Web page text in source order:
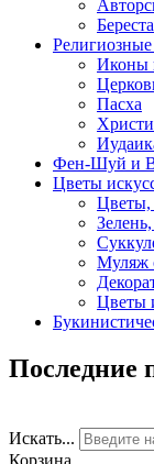
Береста
Иконы
Пасха
Фен-Шуй и
Цветы
Цветы,
Муляж
Цветы
Последние
Искать...
Корзина